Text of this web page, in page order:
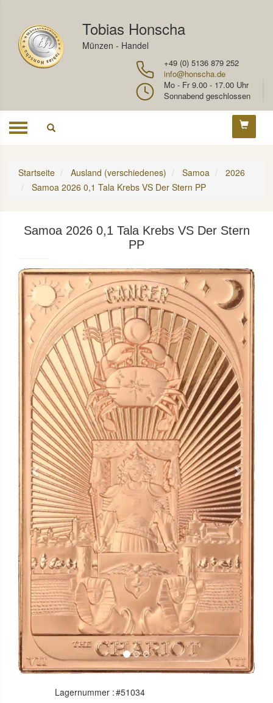
Tobias Honscha
Münzen - Handel
+49 (0) 5136 879 252
info@honscha.de
Mo - Fr 9.00 - 17.00 Uhr
Sonnabend geschlossen
Toggle
Startseite Ausland (verschiedenes) Samoa
2026
Samoa 2026 0,1 Tala Krebs VS Der Stern PP
Samoa 2026 0,1 Tala Krebs VS Der Stern
PP
Previous Next
Lagernummer :#51034